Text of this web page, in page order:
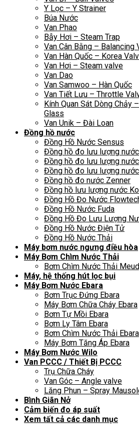
Y Lọc – Y Strainer
Búa Nước
Van Phao
Bẫy Hơi – Steam Trap
Van Cân Bằng – Balancing
Van Hàn Quốc – Korea
Van Hơi – Steam valve
Van Dao
Van Samwoo – Hàn Quốc
Van Tiết Lưu – Throttle
Kính Quan Sát Dòng Chảy
Glass
Van Unik – Đài Loan
Đồng hồ nước
Đồng Hồ Nước Sensus
Đồng hồ đo lưu lượng
Đồng hồ đo lưu lượng
Đồng hồ đo lưu lượng
Đồng hồ đo nước Zenner
Đồng hồ lưu lượng nước
Đồng Hồ Đo Nước
Đồng Hồ Nước Fuda
Đồng Hồ Đo Lưu Lượng
Đồng Hồ Nước Điện Tử
Đồng Hồ Nước Thải
Máy bơm nước ngưng điều hòa
Máy Bơm Chìm Nước Thải
Bơm Chìm Nước Thải
Máy, hệ thống hút lọc bụi
Máy Bơm Nước Ebara
Bơm Trục Đứng Ebara
Máy Bơm Chữa Cháy Ebara
Bơm Tự Mồi Ebara
Bơm Ly Tâm Ebara
Bơm Chìm Nước Thải Ebara
Máy Bơm Tăng Áp Ebara
Máy Bơm Nước Wilo
Van PCCC / Thiết Bị PCCC
Trụ Chữa Cháy
Van Góc – Angle valve
Lăng Phun – Spray
Bình Giãn Nở
Cảm biến đo áp suất
Xem tất cả các danh mục